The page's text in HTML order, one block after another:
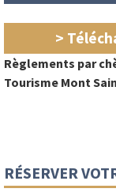
>
Règlements par
Tourisme Mont
RÉSERVER